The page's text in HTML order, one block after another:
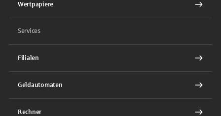
Wertpapiere
Services
Filialen
Geldautomaten
Rechner